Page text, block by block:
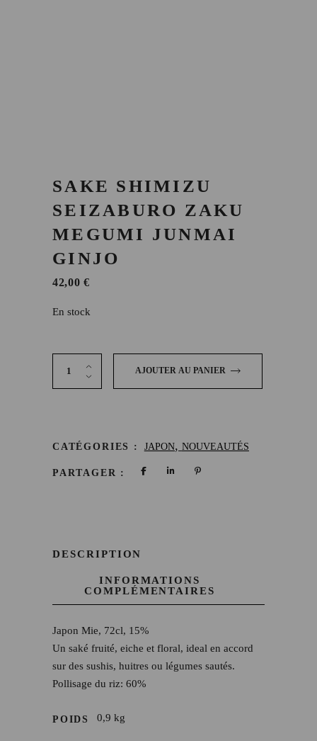
SAKE SHIMIZU
SEIZABURO ZAKU
MEGUMI JUNMAI
GINJO
42,00 €
En stock
SAKE SHIMIZU SEIZABURO ZAKU MEGUMI JUNMAI
AJOUTER AU PANIER
CATÉGORIES : JAPON, NOUVEAUTÉS
PARTAGER :
DESCRIPTION
INFORMATIONS
COMPLÉMENTAIRES
Japon Mie, 72cl, 15%
Un saké fruité, eiche et floral, ideal en accord
sur des sushis, huitres ou légumes sautés.
Pollisage du riz: 60%
POIDS 0,9 kg